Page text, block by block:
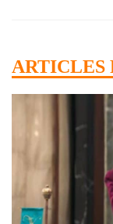
ARTICLES